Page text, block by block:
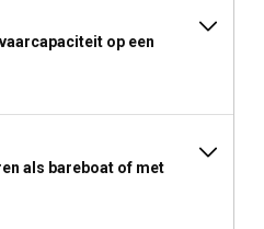
op een
als bareboat of met